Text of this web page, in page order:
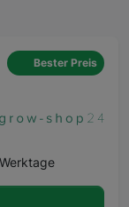
Bester Preis